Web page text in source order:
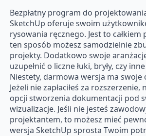
Bezpłatny program do
SketchUp oferuje swoim
rysowania ręcznego. Jest to całkiem
ten sposób możesz samodzielnie
projekty. Dodatkowo swoje
uzupełnić o liczne łuki, bryły, czy
Niestety, darmowa wersja ma swoje
Jeżeli nie zapłaciłeś za rozszerzenie,
opcji stworzenia dokumentacji pod
wizualizacje. Jeśli nie jesteś
projektantem, to możesz mieć
wersja SketchUp sprosta Twoim